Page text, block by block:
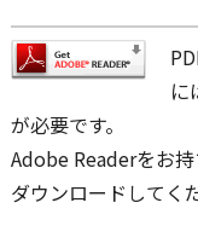
に
が必要です。
Adobe Readerをお
ダウンロードしてく